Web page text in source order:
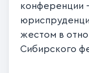
конференции
жестом в
Сибирского